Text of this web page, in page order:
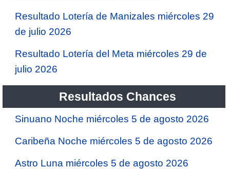
Resultado Lotería de Manizales miércoles 29
de julio 2026
Resultado Lotería del Meta miércoles 29 de
julio 2026
Resultados Chances
Sinuano Noche miércoles 5 de agosto 2026
Caribeña Noche miércoles 5 de agosto 2026
Astro Luna miércoles 5 de agosto 2026